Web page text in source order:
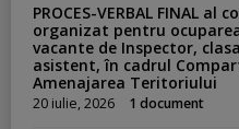
PROCES-VERBAL FINAL
organizat pentru
vacante de Inspector,
asistent, în cadrul
Amenajarea Teritoriului
20 iulie, 2026 1 document